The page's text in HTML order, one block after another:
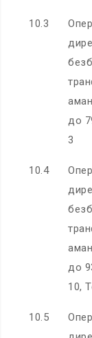
10.3
до
3
10.4
до
10,
10.5